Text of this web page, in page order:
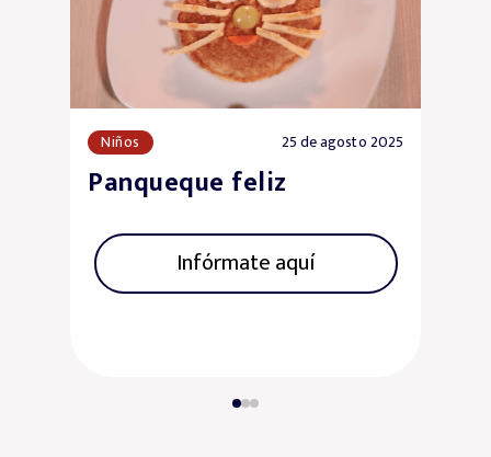
Almuerzos 7 de julio 2020
Receta nutritiva: Trigo a
de pollo